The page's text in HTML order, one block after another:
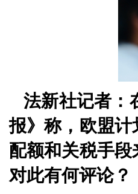
法新社记者：
报》称，欧盟
配额和关税手
对此有何评论？